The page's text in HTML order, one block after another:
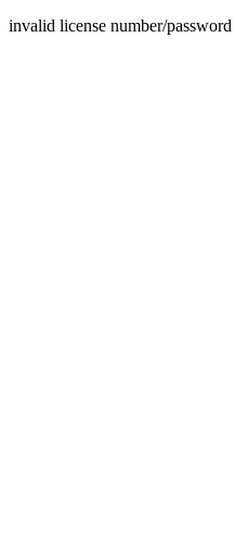
invalid license number/password